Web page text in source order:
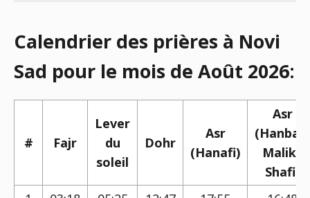
Calendrier des prières à Novi
Sad pour le mois de Août 2026:
# Fajr
Lever
du
soleil
Dohr
Asr
(Hanafi)
Asr
(Hanbali,
Maliki,
Shafi)